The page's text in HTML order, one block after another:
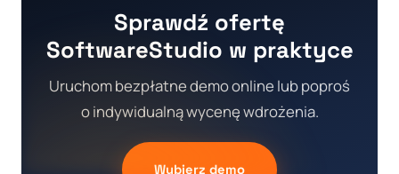
Sprawdź ofertę
SoftwareStudio w praktyce
Uruchom bezpłatne demo online lub poproś
o indywidualną wycenę wdrożenia.
Wybierz demo